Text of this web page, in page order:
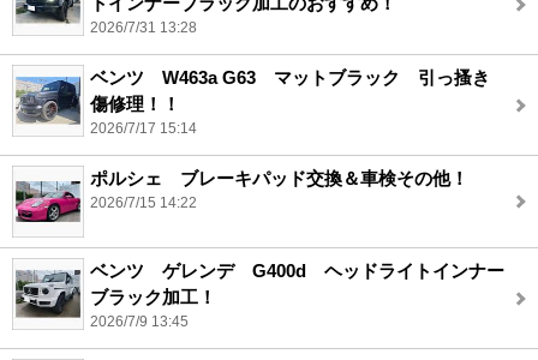
2026/7/31 13:28
ベンツ W463a G63 マットブラック 引っ搔き
傷修理！！
2026/7/17 15:14
ポルシェ ブレーキパッド交換＆車検その他！
2026/7/15 14:22
ベンツ ゲレンデ G400d ヘッドライトインナー
ブラック加工！
2026/7/9 13:45